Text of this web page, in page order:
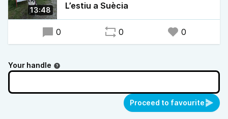
13:48
L’estiu a Suècia
0 0 0
Your handle
Proceed to favourite